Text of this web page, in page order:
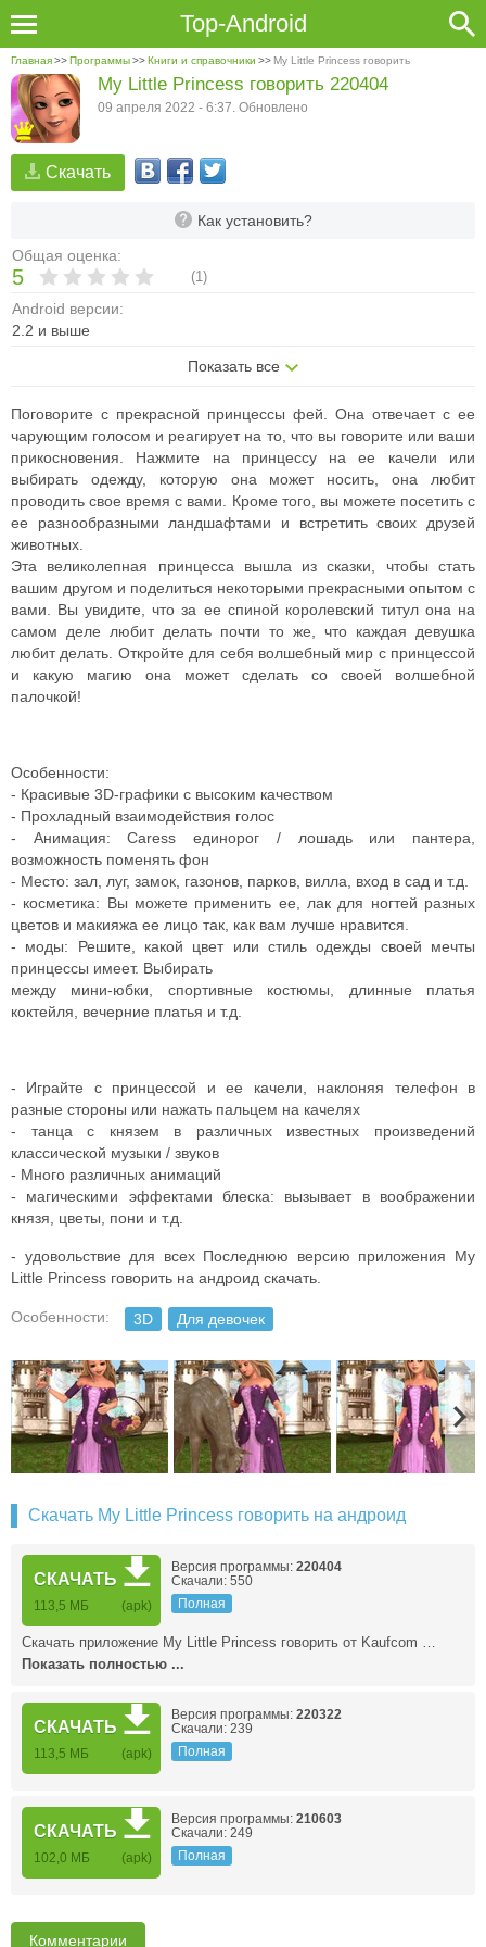
Top-Android
Главная>>Программы>>Книги и справочники >> My Little Princess говорить
Скачать
Как установить?
Общая оценка:
5 (1)
Android версии:
2.2 и выше
Показать все
My Little Princess говорить 220404
09 апреля 2022 - 6:37. Обновлено
Поговорите с прекрасной принцессы фей. Она отвечает с ее
чарующим голосом и реагирует на то, что вы говорите или ваши
прикосновения. Нажмите на принцессу на ее качели или
выбирать одежду, которую она может носить, она любит
проводить свое время с вами. Кроме того, вы можете посетить с
ее разнообразными ландшафтами и встретить своих друзей
животных.
Эта великолепная принцесса вышла из сказки, чтобы стать
вашим другом и поделиться некоторыми прекрасными опытом с
вами. Вы увидите, что за ее спиной королевский титул она на
самом деле любит делать почти то же, что каждая девушка
любит делать. Откройте для себя волшебный мир с принцессой
и какую магию она может сделать со своей волшебной
палочкой!
Особенности:
- Красивые 3D-графики с высоким качеством
- Прохладный взаимодействия голос
- Анимация: Caress единорог / лошадь или пантера,
возможность поменять фон
- Место: зал, луг, замок, газонов, парков, вилла, вход в сад и т.д.
- косметика: Вы можете применить ее, лак для ногтей разных
цветов и макияжа ее лицо так, как вам лучше нравится.
- моды: Решите, какой цвет или стиль одежды своей мечты
принцессы имеет. Выбирать
между мини-юбки, спортивные костюмы, длинные платья
коктейля, вечерние платья и т.д.
- Играйте с принцессой и ее качели, наклоняя телефон в
разные стороны или нажать пальцем на качелях
- танца с князем в различных известных произведений
классической музыки / звуков
- Много различных анимаций
- магическими эффектами блеска: вызывает в воображении
князя, цветы, пони и т.д.
- удовольствие для всех Последнюю версию приложения My
Little Princess говорить на андроид скачать.
Особенности: 3D Для девочек
Скачать My Little Princess говорить на андроид
СКАЧАТЬ
113,5 МБ (apk)
Версия программы: 220404
Скачали: 550
Полная
Скачать приложение My Little Princess говорить от Kaufcom …
Показать полностью ...
СКАЧАТЬ
113,5 МБ (apk)
Версия программы: 220322
Скачали: 239
Полная
СКАЧАТЬ
102,0 МБ (apk)
Версия программы: 210603
Скачали: 249
Полная
Комментарии